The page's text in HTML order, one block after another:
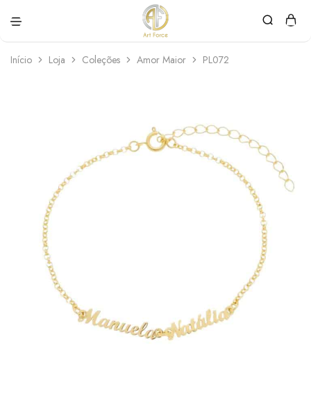
Force
personalizadas
Início Loja Coleções Amor Maior PL072